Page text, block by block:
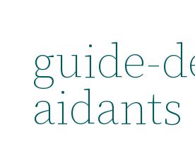
guide-
aidants